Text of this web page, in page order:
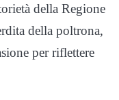
della Regione
della poltrona,
per riflettere